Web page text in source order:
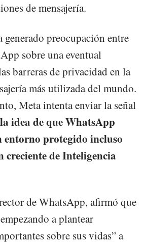
de mensajería.
generado preocupación entre
sobre una eventual
barreras de privacidad en la
más utilizada del mundo.
Meta intenta enviar la señal
idea de que WhatsApp
entorno protegido incluso
creciente de Inteligencia
de WhatsApp, afirmó que
a plantear
sobre sus vidas” a